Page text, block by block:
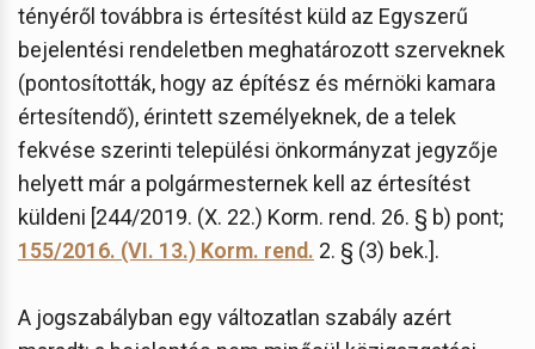
tényéről továbbra is értesítést küld az Egyszerű
bejelentési rendeletben meghatározott szerveknek
(pontosították, hogy az építész és mérnöki kamara
értesítendő), érintett személyeknek, de a telek
fekvése szerinti települési önkormányzat jegyzője
helyett már a polgármesternek kell az értesítést
küldeni [244/2019. (X. 22.) Korm. rend. 26. § b) pont;
155/2016. (VI. 13.) Korm. rend. 2. § (3) bek.].
A jogszabályban egy változatlan szabály azért